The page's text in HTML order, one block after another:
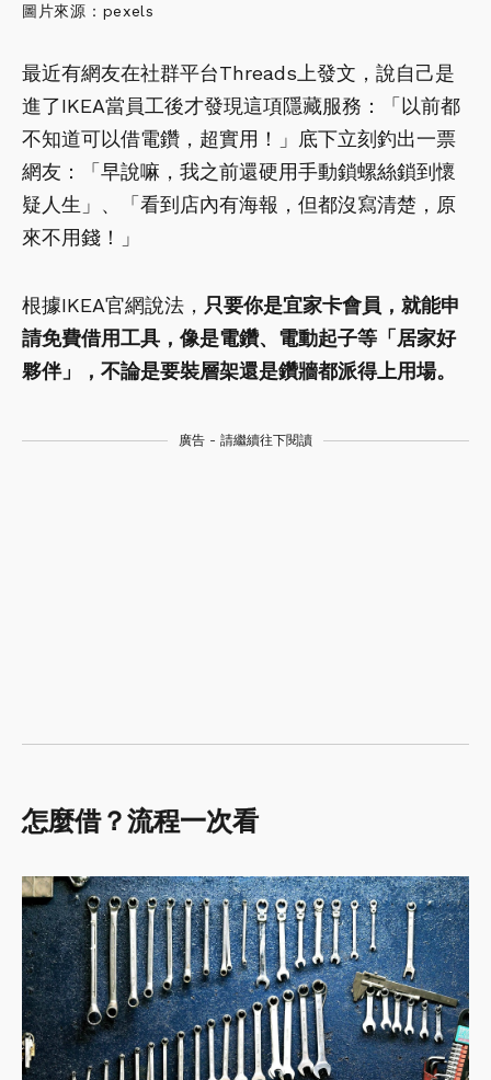
圖片來源：pexels
最近有網友在社群平台Threads上發文，說自己是
進了IKEA當員工後才發現這項隱藏服務：「以前都
不知道可以借電鑽，超實用！」底下立刻釣出一票
網友：「早說嘛，我之前還硬用手動鎖螺絲鎖到懷
疑人生」、「看到店內有海報，但都沒寫清楚，原
來不用錢！」
根據IKEA官網說法， 只要你是宜家卡會員，就能申
請免費借用工具，像是電鑽、電動起子等「居家好
夥伴」，不論是要裝層架還是鑽牆都派得上用場。
廣告 - 請繼續往下閱讀
怎麼借？流程一次看